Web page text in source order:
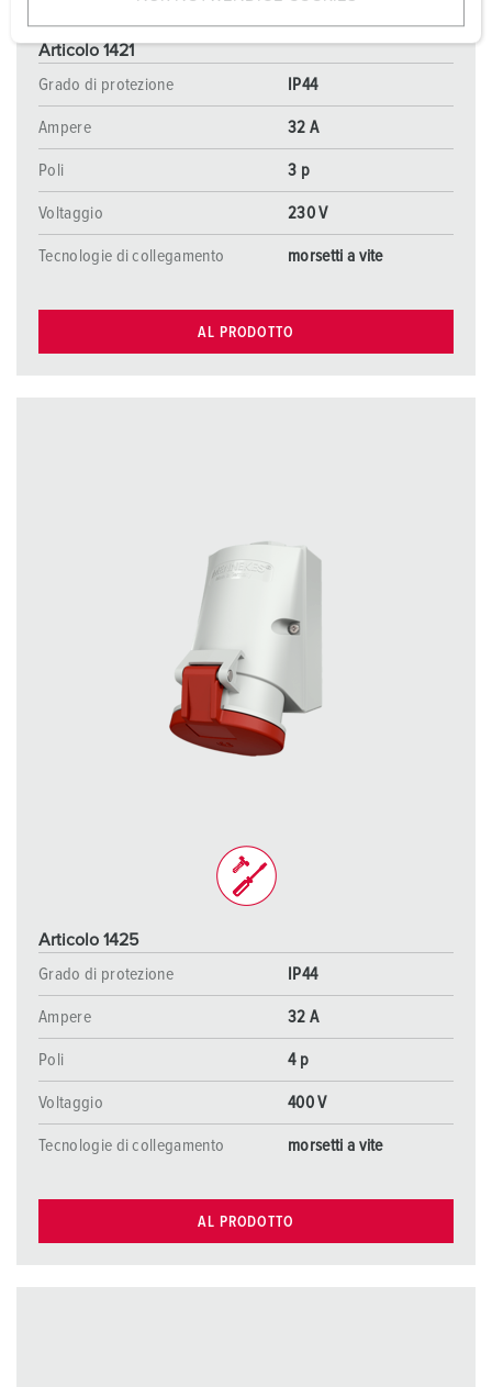
w
Articolo 1421
Grado di protezione
IP44
Ampere 32 A
Poli 3 p
Voltaggio 230 V
Tecnologie di collegamento morsetti a vite
AL PRODOTTO
Articolo 1425
Grado di protezione
IP44
Ampere 32 A
Poli 4 p
Voltaggio 400 V
Tecnologie di collegamento morsetti a vite
AL PRODOTTO